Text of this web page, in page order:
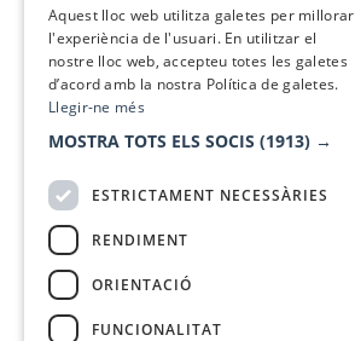
Aquest lloc web utilitza galetes per millorar
l'experiència de l'usuari. En utilitzar el
nostre lloc web, accepteu totes les galetes
d’acord amb la nostra Política de galetes.
Llegir-ne més
MOSTRA TOTS ELS SOCIS (1913) →
ESTRICTAMENT NECESSÀRIES
RENDIMENT
ORIENTACIÓ
FUNCIONALITAT